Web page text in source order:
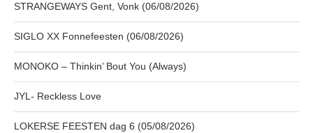
STRANGEWAYS Gent, Vonk (06/08/2026)
SIGLO XX Fonnefeesten (06/08/2026)
MONOKO – Thinkin’ Bout You (Always)
JYL- Reckless Love
LOKERSE FEESTEN dag 6 (05/08/2026)